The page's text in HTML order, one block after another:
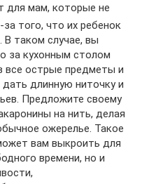
для мам, которые не
того, что их ребенок
В таком случае, вы
за кухонным столом
все острые предметы и
длинную ниточку и
Предложите своему
на нить, делая
ожерелье. Такое
вам выкроить для
времени, но и